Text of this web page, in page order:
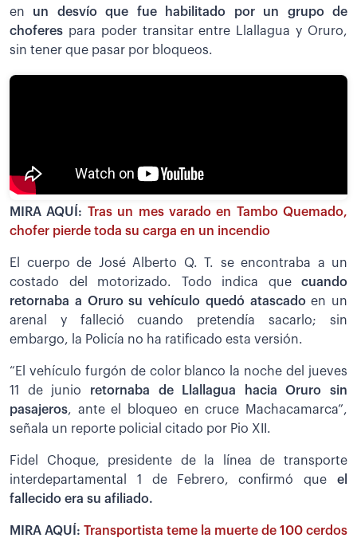
en un desvío que fue habilitado por un grupo de
choferes para poder transitar entre Llallagua y Oruro,
sin tener que pasar por bloqueos.
MIRA AQUÍ: Tras un mes varado en Tambo Quemado,
chofer pierde toda su carga en un incendio
El cuerpo de José Alberto Q. T. se encontraba a un
costado del motorizado. Todo indica quecuando
retornaba a Oruro su vehículo quedó atascadoen un
arenal y falleció cuando pretendía sacarlo; sin
embargo, la Policía no ha ratificado esta versión.
“El vehículo furgón de color blanco la noche del jueves
11 de junio retornaba de Llallagua hacia Oruro sin
pasajeros, ante el bloqueo en cruce Machacamarca”,
señala un reporte policial citado por Pio XII.
Fidel Choque, presidente de la línea de transporte
interdepartamental 1 de Febrero, confirmó que el
fallecido era su afiliado.
MIRA AQUÍ: Transportista teme la muerte de 100 cerdos